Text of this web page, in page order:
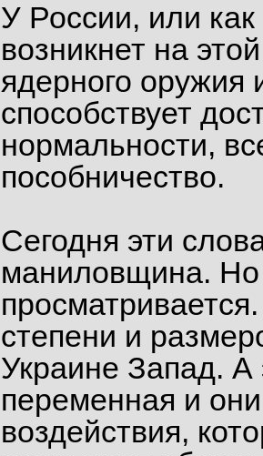
У России, или как
возникнет на
ядерного оружия
способствует
нормальности,
пособничество.
Сегодня эти
маниловщина.
степени и
Украине Запад.
переменная и
воздействия,